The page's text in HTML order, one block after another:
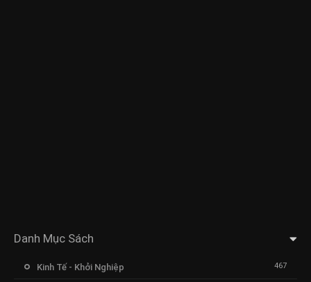
Danh Mục Sách
Kinh Tế - Khởi Nghiệp 467